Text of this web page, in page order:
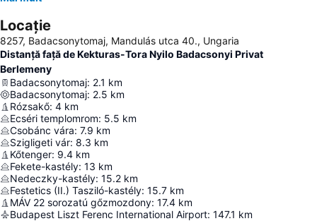
Locație
8257, Badacsonytomaj, Mandulás utca 40., Ungaria
Distanță față de Kekturas-Tora Nyilo Badacsonyi Privat
Berlemeny
Badacsonytomaj: 2.1 km
Badacsonytomaj: 2.5 km
Rózsakő: 4 km
Ecséri templomrom: 5.5 km
Csobánc vára: 7.9 km
Szigligeti vár: 8.3 km
Kőtenger: 9.4 km
Fekete-kastély: 13 km
Nedeczky-kastély: 15.2 km
Festetics (II.) Tasziló-kastély: 15.7 km
MÁV 22 sorozatú gőzmozdony: 17.4 km
Budapest Liszt Ferenc International Airport: 147.1 km